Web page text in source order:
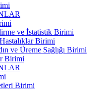
ve İstatistik Birimi
Birimi
ve Üreme Sağlığı Birimi
Birimi
Birimi